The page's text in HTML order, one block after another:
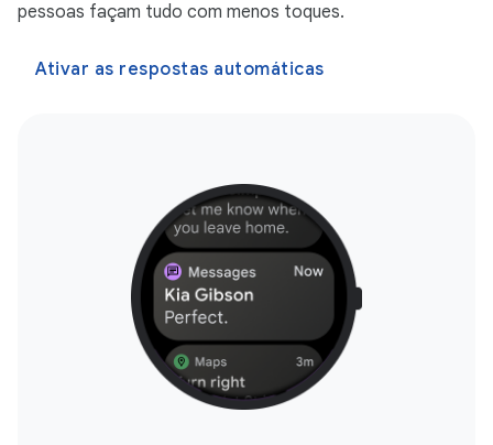
pessoas façam tudo com menos toques.
Ativar as respostas automáticas